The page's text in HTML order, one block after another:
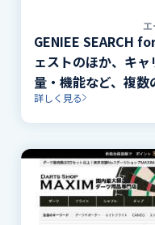
エ
GENIEE SEARCH
ェストのほか、キ
量・機能など、複
索を実装。
詳しく見る